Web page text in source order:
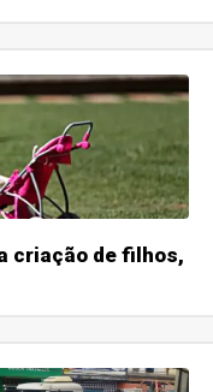
criação de filhos,